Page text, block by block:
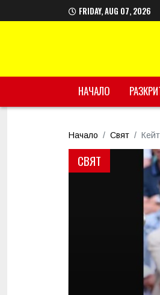
FRIDAY, AUG 07, 2026
НАЧАЛО
Начало Свят
СВЯТ